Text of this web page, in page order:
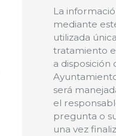
La
mediante
utilizada
tratamiento
a disposición
será
el
pregunta o
una vez